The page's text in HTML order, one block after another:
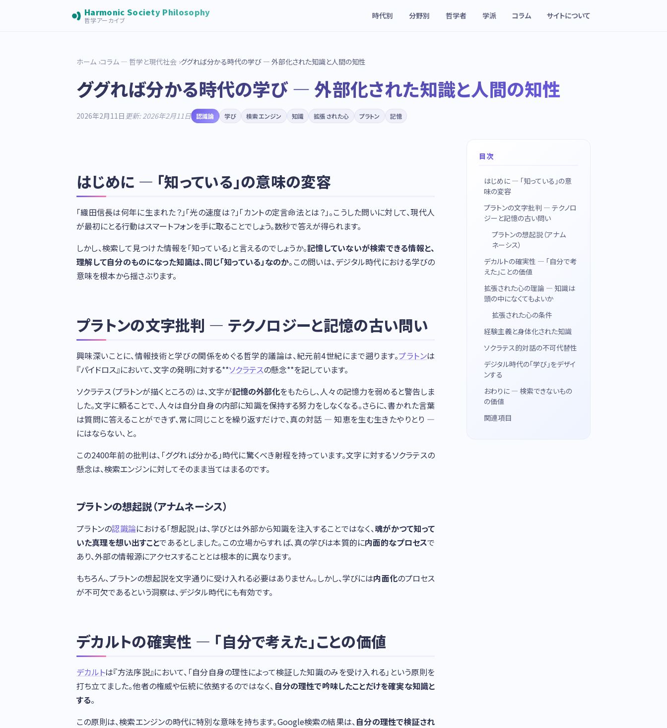
Harmonic Society Philosophy
哲学アーカイブ 時代別 分野別 哲学者 学派 コラム サイトについて
ホーム コラム — 哲学と現代社会 ググれば分かる時代の学び — 外部化された知識と人間の知性
ググれば分かる時代の学び — 外部化された知識と人間の知性
2026年2月11日 更新: 2026年2月11日 認識論 学び 検索エンジン 知識 拡張された心 プラトン 記憶
はじめに — 「知っている」の意味の変容
「織田信長は何年に生まれた？」「光の速度は？」「カントの定言命法とは？」。こうした問いに対して、現代人
が最初にとる行動はスマートフォンを手に取ることでしょう。数秒で答えが得られます。
しかし、検索して見つけた情報を「知っている」と言えるのでしょうか。記憶していないが検索できる情報と、
理解して自分のものになった知識は、同じ「知っている」なのか。この問いは、デジタル時代における学びの
意味を根本から揺さぶります。
プラトンの文字批判 — テクノロジーと記憶の古い問い
興味深いことに、情報技術と学びの関係をめぐる哲学的議論は、紀元前4世紀にまで遡ります。プラトンは
『パイドロス』において、文字の発明に対する**ソクラテスの懸念**を記しています。
ソクラテス（プラトンが描くところの）は、文字が記憶の外部化をもたらし、人々の記憶力を弱めると警告しま
した。文字に頼ることで、人々は自分自身の内部に知識を保持する努力をしなくなる。さらに、書かれた言葉
は質問に答えることができず、常に同じことを繰り返すだけで、真の対話 — 知恵を生む生きたやりとり —
にはならない、と。
この2400年前の批判は、「ググれば分かる」時代に驚くべき射程を持っています。文字に対するソクラテスの
懸念は、検索エンジンに対してそのまま当てはまるのです。
プラトンの想起説（アナムネーシス）
プラトンの認識論における「想起説」は、学びとは外部から知識を注入することではなく、魂がかつて知って
いた真理を想い出すことであるとしました。この立場からすれば、真の学びは本質的に内面的なプロセスで
あり、外部の情報源にアクセスすることとは根本的に異なります。
もちろん、プラトンの想起説を文字通りに受け入れる必要はありません。しかし、学びには内面化のプロセス
が不可欠であるという洞察は、デジタル時代にも有効です。
デカルトの確実性 — 「自分で考えた」ことの価値
デカルトは『方法序説』において、「自分自身の理性によって検証した知識のみを受け入れる」という原則を
打ち立てました。他者の権威や伝統に依拠するのではなく、 自分の理性で吟味したことだけを確実な知識と
する。
この原則は、検索エンジンの時代に特別な意味を持ちます。Google検索の結果は、自分の理性で検証され
目次
はじめに — 「知っている」の意
味の変容
プラトンの文字批判 — テクノロ
ジーと記憶の古い問い
プラトンの想起説（アナム
ネーシス）
デカルトの確実性 — 「自分で考
えた」ことの価値
拡張された心の理論 — 知識は
頭の中になくてもよいか
拡張された心の条件
経験主義と身体化された知識
ソクラテス的対話の不可代替性
デジタル時代の「学び」をデザイ
ンする
おわりに — 検索できないもの
の価値
関連項目